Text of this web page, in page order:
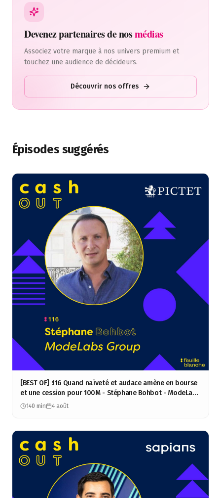
Devenez partenaires de nosmédias
Associez votre marque à nos univers premium et
touchez une audience de décideurs.
Découvrir nos offres
Épisodes suggérés
[BEST OF] :116 Quand naïveté et audace amène en bourse
et une cession pour 100M - Stéphane Bohbot - ModeLabs
Group
140 min 4 août